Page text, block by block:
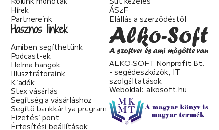
Hírek
Partnereink
ÁSzF
Elállás a szerződéstől
Hasznos linkek
Amiben segíthetünk
Podcast-ek
Helma hangok
Illusztrátoraink
Kiadók
Stex vásárlás
Segítség a vásárláshoz
Segítő bankkártya program
Fizetési pont
Értesítési beállítások
ALKO-SOFT Nonprofit Bt.
- segédeszközök, IT
szolgáltatások
Weboldal: alkosoft.hu